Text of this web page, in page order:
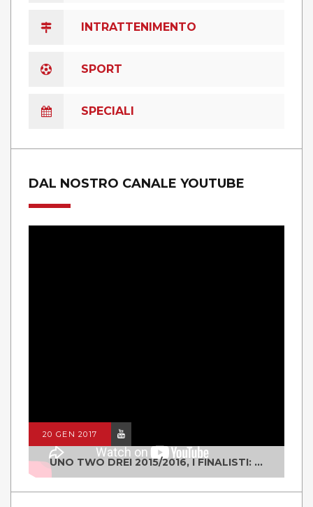
INTRATTENIMENTO
SPORT
SPECIALI
DAL NOSTRO CANALE YOUTUBE
20 GEN 2017
UNO TWO DREI 2015/2016, I FINALISTI: CLASSE IV ALS ISTITUTO "DEGASPERI" BORGO VALSUGANA